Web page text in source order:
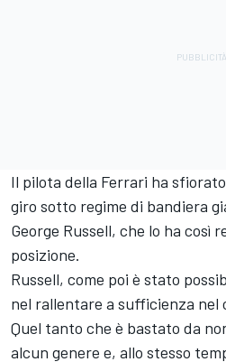
Il pilota della Ferrari ha
giro sotto regime di bandiera
George Russell, che lo ha così
posizione.
Russell, come poi è stato
nel rallentare a sufficienza nel
Quel tanto che è bastato da
alcun genere e, allo stesso